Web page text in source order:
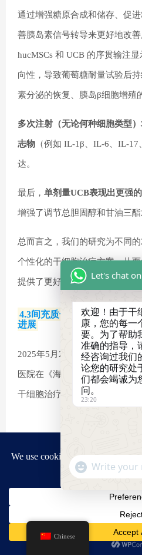
通过增强糖原合成和储存、促
善胰岛素信号转导来更好地改善
hucMSCs 和 UCB 的序贯输注
向性，导致葡萄糖耐量试验后
素分泌的恢复、胰岛β细胞增殖
多次注射（无论何种细胞类型
志物 （例如 IL-1β、IL-6、IL-
达。
最后， 单剂量UCB表现出更强
增强了调节总胆固醇和甘油三酯
总而言之，我们的研究为不同
个性化的干细胞治疗方案，从
提供了更好的治疗方案。
4.3间充质干细胞临床应用：
进展
2025年5月20日，海军军医大学
医院在《海军军医大学学报》
干细胞治疗糖尿病的研究进展》
该报告系统梳理了间充质干细胞
的临床证据与作用机制，揭示
Chinese
Let's chat
欢迎！由于干
康，您的每一
要。为了帮助
准确的指导，
经咨询过我们
论您的研究处
们都会竭诚为
问。
23:20
WhatsApp